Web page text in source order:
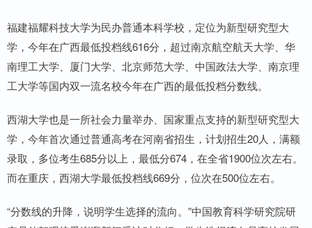
福建福耀科技大学为民办普通本科学校，定位为新型研究型大
学，今年在广西最低投档线616分，超过南京航空航天大学、华
南理工大学、厦门大学、北京师范大学、中国政法大学、南京理
工大学等国内双一流名校今年在广西的最低投档分数线。
西湖大学也是一所社会力量举办、国家重点支持的新型研究型大
学，今年首次通过普通高考在河南省招生，计划招生20人，满额
录取，多位考生685分以上，最低分674，在全省1900位次左右。
而在重庆，西湖大学最低投档线669分，位次在500位左右。
“分数线的升降，说明学生选择的流向。”中国教育科学研究院研